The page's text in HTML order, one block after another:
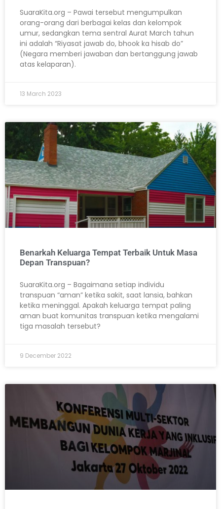
SuaraKita.org – Pawai tersebut mengumpulkan
orang-orang dari berbagai kelas dan kelompok
umur, sedangkan tema sentral Aurat March tahun
ini adalah “Riyasat jawab do, bhook ka hisab do”
(Negara memberi jawaban dan bertanggung jawab
atas kelaparan).
13 March 2023
Benarkah Keluarga Tempat Terbaik Untuk Masa
Depan Transpuan?
SuaraKita.org – Bagaimana setiap individu
transpuan “aman” ketika sakit, saat lansia, bahkan
ketika meninggal. Apakah keluarga tempat paling
aman buat komunitas transpuan ketika mengalami
tiga masalah tersebut?
9 December 2022